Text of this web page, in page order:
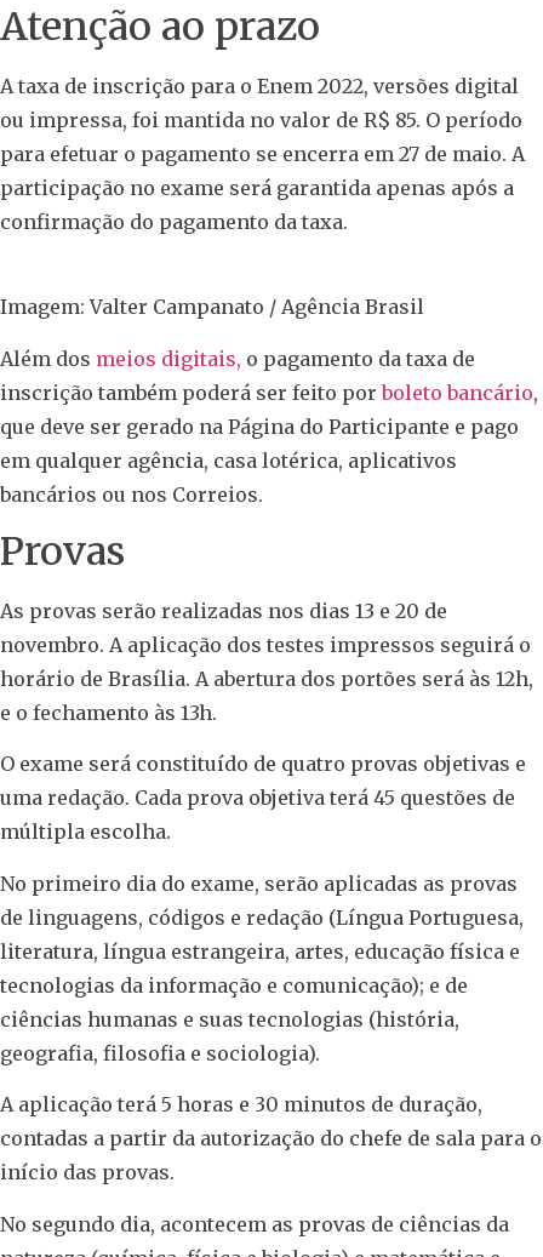
Atenção ao prazo
A taxa de inscrição para o Enem 2022, versões digital
ou impressa, foi mantida no valor de R$ 85. O período
para efetuar o pagamento se encerra em 27 de maio. A
participação no exame será garantida apenas após a
confirmação do pagamento da taxa.
Imagem: Valter Campanato / Agência Brasil
Além dos meios digitais, o pagamento da taxa de
inscrição também poderá ser feito porboleto bancário,
que deve ser gerado na Página do Participante e pago
em qualquer agência, casa lotérica, aplicativos
bancários ou nos Correios.
Provas
As provas serão realizadas nos dias 13 e 20 de
novembro. A aplicação dos testes impressos seguirá o
horário de Brasília. A abertura dos portões será às 12h,
e o fechamento às 13h.
O exame será constituído de quatro provas objetivas e
uma redação. Cada prova objetiva terá 45 questões de
múltipla escolha.
No primeiro dia do exame, serão aplicadas as provas
de linguagens, códigos e redação (Língua Portuguesa,
literatura, língua estrangeira, artes, educação física e
tecnologias da informação e comunicação); e de
ciências humanas e suas tecnologias (história,
geografia, filosofia e sociologia).
A aplicação terá 5 horas e 30 minutos de duração,
contadas a partir da autorização do chefe de sala para o
início das provas.
No segundo dia, acontecem as provas de ciências da